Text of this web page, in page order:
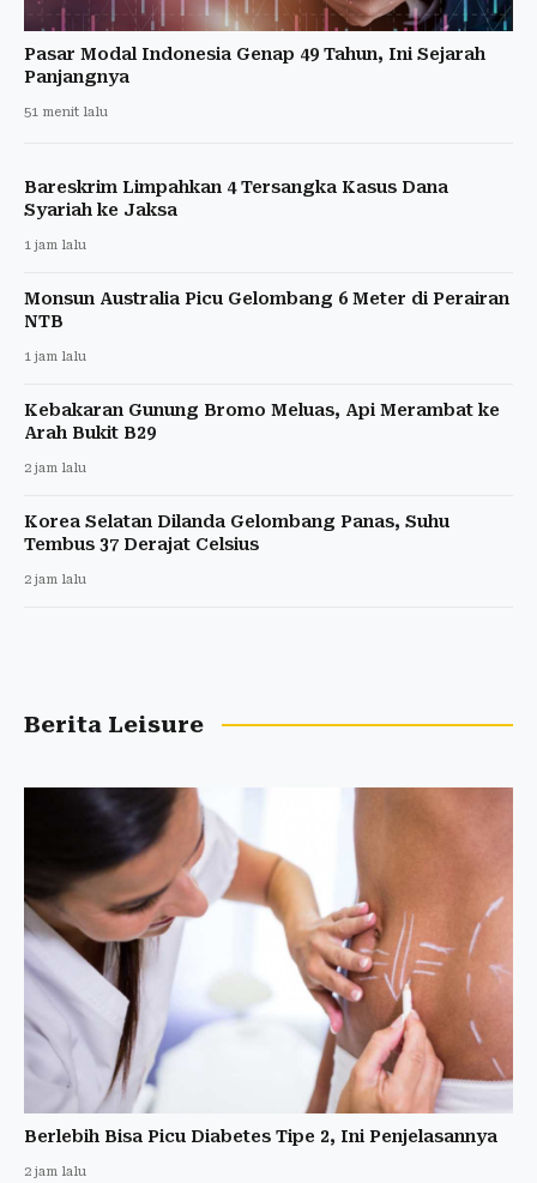
Pasar Modal Indonesia Genap 49 Tahun, Ini Sejarah
Panjangnya
51 menit lalu
Bareskrim Limpahkan 4 Tersangka Kasus Dana
Syariah ke Jaksa
1 jam lalu
Monsun Australia Picu Gelombang 6 Meter di Perairan
NTB
1 jam lalu
Kebakaran Gunung Bromo Meluas, Api Merambat ke
Arah Bukit B29
2 jam lalu
Korea Selatan Dilanda Gelombang Panas, Suhu
Tembus 37 Derajat Celsius
2 jam lalu
Berita Leisure
Berlebih Bisa Picu Diabetes Tipe 2, Ini Penjelasannya
2 jam lalu